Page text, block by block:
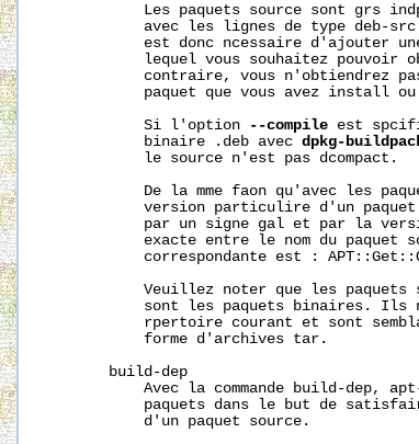
Les paquets source sont grs
avec les lignes de type deb-
est donc ncessaire d'ajouter
lequel vous souhaitez pouvoir
contraire, vous n'obtiendrez
paquet que vous avez install
           Si l'option
--compile est
           binaire .deb avec
dpkg-
           le source n'est pas dcompact.
De la mme faon qu'avec les
version particulire d'un
par un signe gal et par la
exacte entre le nom du paquet
correspondante est :
Veuillez noter que les paquets
sont les paquets binaires. Ils
rpertoire courant et sont
           forme d'archives tar.
       build-dep
Avec la commande build-dep,
paquets dans le but de
           d'un paquet source.